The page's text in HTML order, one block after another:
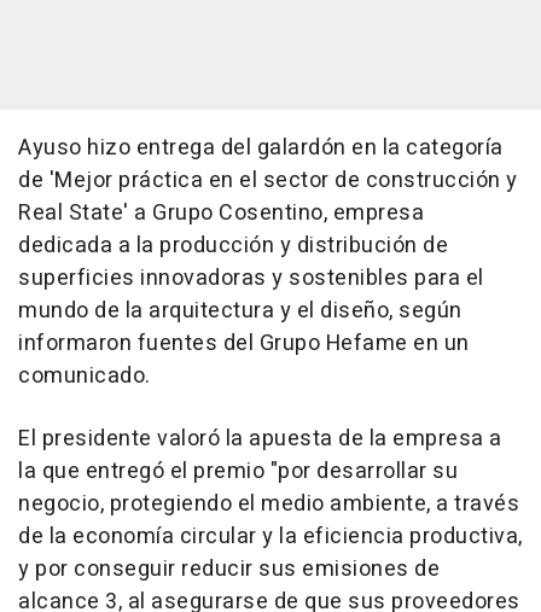
Ayuso hizo entrega del galardón en la categoría
de 'Mejor práctica en el sector de construcción y
Real State' a Grupo Cosentino, empresa
dedicada a la producción y distribución de
superficies innovadoras y sostenibles para el
mundo de la arquitectura y el diseño, según
informaron fuentes del Grupo Hefame en un
comunicado.
El presidente valoró la apuesta de la empresa a
la que entregó el premio "por desarrollar su
negocio, protegiendo el medio ambiente, a través
de la economía circular y la eficiencia productiva,
y por conseguir reducir sus emisiones de
alcance 3, al asegurarse de que sus proveedores